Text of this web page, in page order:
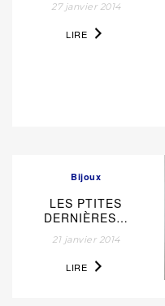
27 janvier 2014
LIRE
Bijoux
LES PTITES
DERNIÈRES…
21 janvier 2014
LIRE